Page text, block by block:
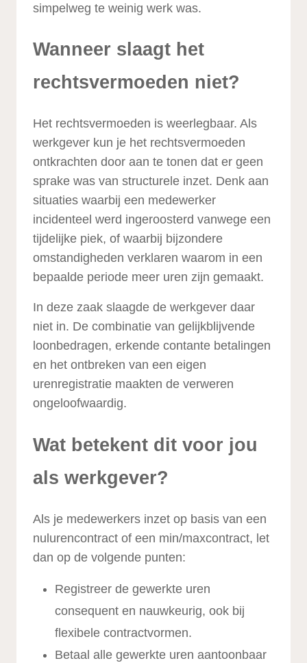
simpelweg te weinig werk was.
Wanneer slaagt het
rechtsvermoeden niet?
Het rechtsvermoeden is weerlegbaar. Als
werkgever kun je het rechtsvermoeden
ontkrachten door aan te tonen dat er geen
sprake was van structurele inzet. Denk aan
situaties waarbij een medewerker
incidenteel werd ingeroosterd vanwege een
tijdelijke piek, of waarbij bijzondere
omstandigheden verklaren waarom in een
bepaalde periode meer uren zijn gemaakt.
In deze zaak slaagde de werkgever daar
niet in. De combinatie van gelijkblijvende
loonbedragen, erkende contante betalingen
en het ontbreken van een eigen
urenregistratie maakten de verweren
ongeloofwaardig.
Wat betekent dit voor jou
als werkgever?
Als je medewerkers inzet op basis van een
nulurencontract of een min/maxcontract, let
dan op de volgende punten:
Registreer de gewerkte uren
consequent en nauwkeurig, ook bij
flexibele contractvormen.
Betaal alle gewerkte uren aantoonbaar